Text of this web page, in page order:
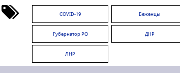
COVID-19 Беженцы
Губернатор РО ДНР
ЛНР